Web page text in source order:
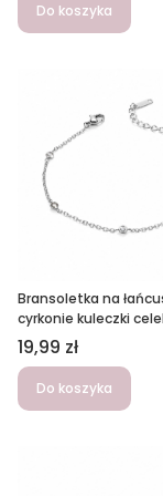
Do koszyka
Bransoletka na
cyrkonie kuleczki
srebrna ze stali
Cena
19,99 zł
Do koszyka